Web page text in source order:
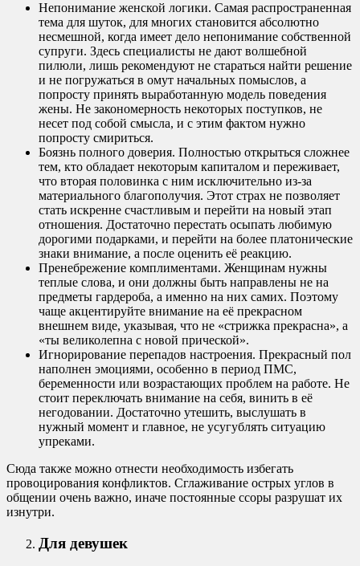
Непонимание женской логики. Самая распространенная
тема для шуток, для многих становится абсолютно
несмешной, когда имеет дело непонимание собственной
супруги. Здесь специалисты не дают волшебной
пилюли, лишь рекомендуют не стараться найти решение
и не погружаться в омут начальных помыслов, а
попросту принять выработанную модель поведения
жены. Не закономерность некоторых поступков, не
несет под собой смысла, и с этим фактом нужно
попросту смириться.
Боязнь полного доверия. Полностью открыться сложнее
тем, кто обладает некоторым капиталом и переживает,
что вторая половинка с ним исключительно из-за
материального благополучия. Этот страх не позволяет
стать искренне счастливым и перейти на новый этап
отношения. Достаточно перестать осыпать любимую
дорогими подарками, и перейти на более платонические
знаки внимание, а после оценить её реакцию.
Пренебрежение комплиментами. Женщинам нужны
теплые слова, и они должны быть направлены не на
предметы гардероба, а именно на них самих. Поэтому
чаще акцентируйте внимание на её прекрасном
внешнем виде, указывая, что не «стрижка прекрасна», а
«ты великолепна с новой прической».
Игнорирование перепадов настроения. Прекрасный пол
наполнен эмоциями, особенно в период ПМС,
беременности или возрастающих проблем на работе. Не
стоит переключать внимание на себя, винить в её
негодовании. Достаточно утешить, выслушать в
нужный момент и главное, не усугублять ситуацию
упреками.
Сюда также можно отнести необходимость избегать
провоцирования конфликтов. Сглаживание острых углов в
общении очень важно, иначе постоянные ссоры разрушат их
изнутри.
Для девушек